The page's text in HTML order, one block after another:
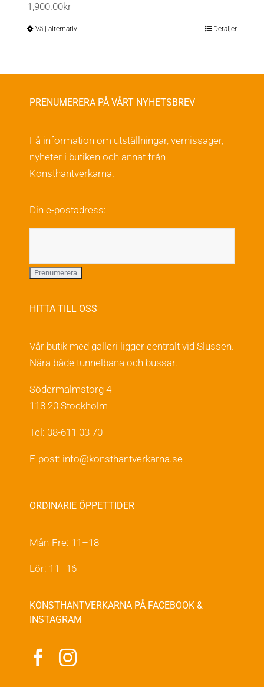
1,900.00kr
Välj alternativDen
flera
olika
alternativen
kan
på
produktsidan
Detaljer
PRENUMERERA PÅ VÅRT NYHETSBREV
Få information om utställningar, vernissager,
nyheter i butiken och annat från
Konsthantverkarna.
Din e-postadress:
HITTA TILL OSS
Vår butik med galleri ligger centralt vid Slussen.
Nära både tunnelbana och bussar.
Södermalmstorg 4
118 20 Stockholm
Tel: 08-611 03 70
E-post: info@konsthantverkarna.se
ORDINARIE ÖPPETTIDER
Mån-Fre: 11–18
Lör: 11–16
KONSTHANTVERKARNA PÅ FACEBOOK &
INSTAGRAM